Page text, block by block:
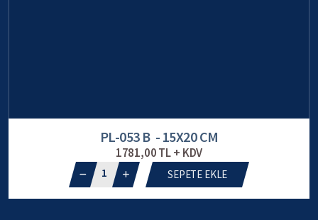
PL-053 B - 15X20 CM
1781,00 TL + KDV
1 SEPETE EKLE